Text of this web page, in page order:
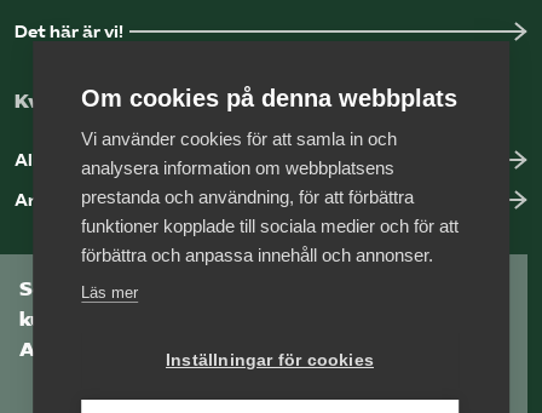
Det här är vi!
Kvalitetssäkring med vår auktorisation
Allt om auktorisation
Anmäl brister hos ett medlemsföretag
Som medlem har du tillgång till vår digitala
kunskapsbank
Arbetsgivarguiden
Om cookies på denna webbplats
Vi använder cookies för att samla in och
analysera information om webbplatsens
prestanda och användning, för att förbättra
funktioner kopplade till sociala medier och för att
förbättra och anpassa innehåll och annonser.
Läs mer
Inställningar för cookies